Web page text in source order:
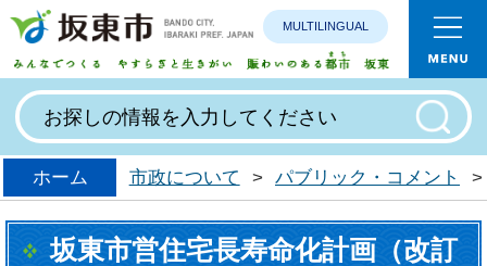
みんなで
MULTILINGUAL
ホーム 市政について > パブリック・コメント >
坂東市営住宅長寿命化計画（改訂